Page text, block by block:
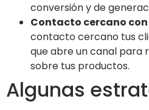
conversión y de
Contacto cercano
contacto cercano tus
que abre un canal
sobre tus productos.
Algunas